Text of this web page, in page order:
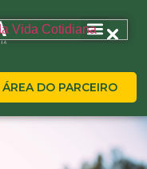
ÁREA DO PARCEIRO